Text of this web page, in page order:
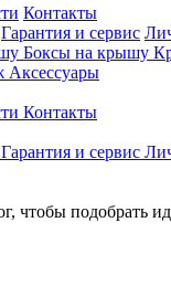
Контакты
Гарантия и сервис
Боксы на крышу
Аксессуары
Контакты
Гарантия и сервис
чтобы подобрать